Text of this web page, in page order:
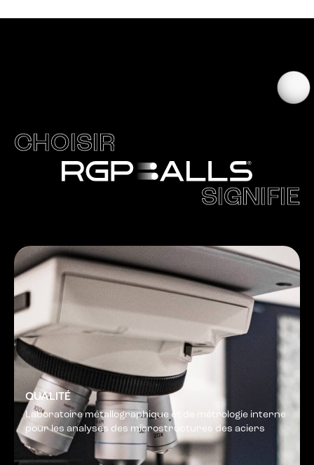
CHOISIR
SIGNIFIE
QUALITÉ
Laboratoire métallographique et de métrologie interne
pour les analyses des microstructures des aciers